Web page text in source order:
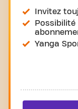
Invitez
Yanga